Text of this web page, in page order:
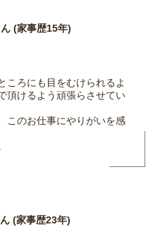
(家事歴15年)
ころにも目をむけられるよ
頂けるよう頑張らさせてい
このお仕事にやりがいを感
(家事歴23年)